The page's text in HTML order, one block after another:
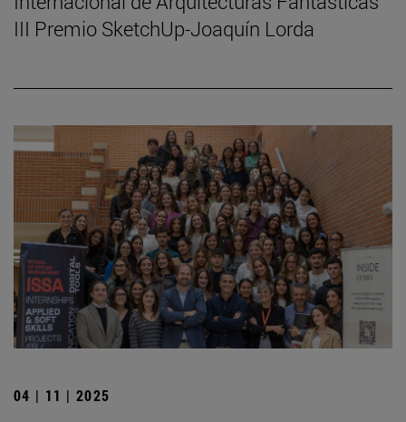
III Premio SketchUp-Joaquín Lorda
04 | 11 | 2025